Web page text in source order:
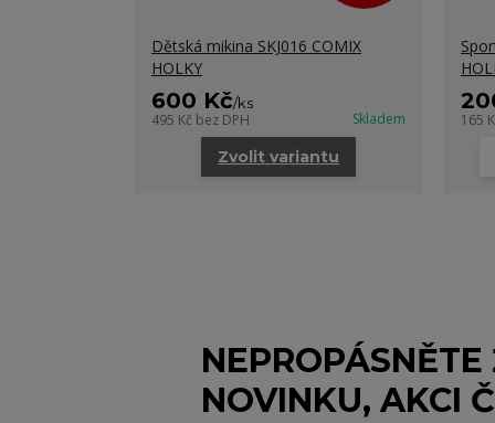
Dětská mikina SKJ016 COMIX
HOLKY
600 Kč/ks
495 Kč bez DPH Skladem
Zvolit variantu
165
NOVINKU, AKCI